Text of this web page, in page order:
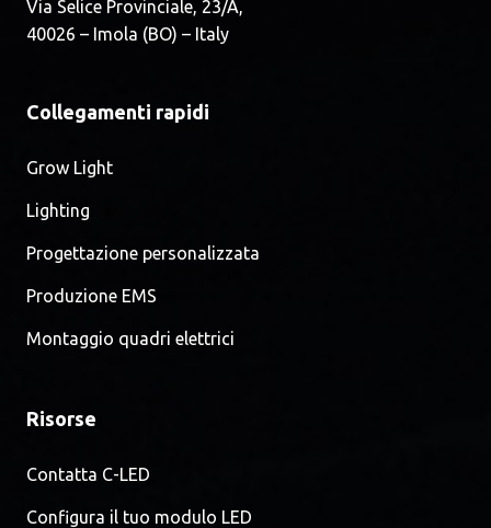
Via Selice Provinciale, 23/A,
40026 – Imola (BO) – Italy
Collegamenti rapidi
Grow Light
Lighting
Progettazione personalizzata
Produzione EMS
Montaggio quadri elettrici
Risorse
Contatta C-LED
Configura il tuo modulo LED